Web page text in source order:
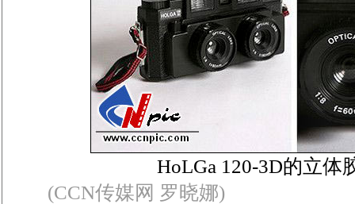
HoLGa 120-3D的立体
(CCN传媒网 罗晓娜)